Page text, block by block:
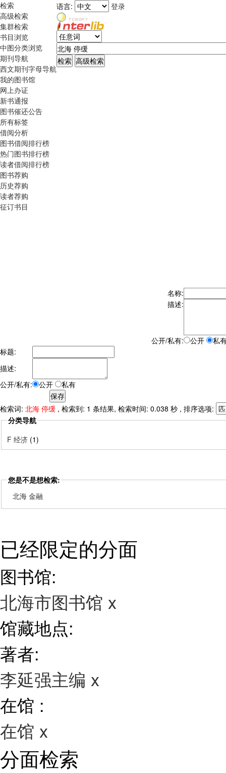
检索
高级检索
集群检索
书目浏览
中图分类浏览
期刊导航
西文期刊字母导航
我的图书馆
网上办证
新书通报
图书催还公告
所有标签
借阅分析
图书借阅排行榜
热门图书排行榜
读者借阅排行榜
图书荐购
历史荐购
读者荐购
征订书目
语言: 登录
名称:
描述:
公开/私有: 公开
私
标题:
描述:
公开/私有:
公开 私有
检索词: 北海 停缓 , 检索到: 1 条结果, 检索时间: 0.038 秒 , 排序选项:
分类导航
F 经济 (1)
您是不是想检索:
北海 金融
已经限定的分面
图书馆:
北海市图书馆 x
馆藏地点:
著者:
李延强主编 x
在馆 :
在馆 x
分面检索